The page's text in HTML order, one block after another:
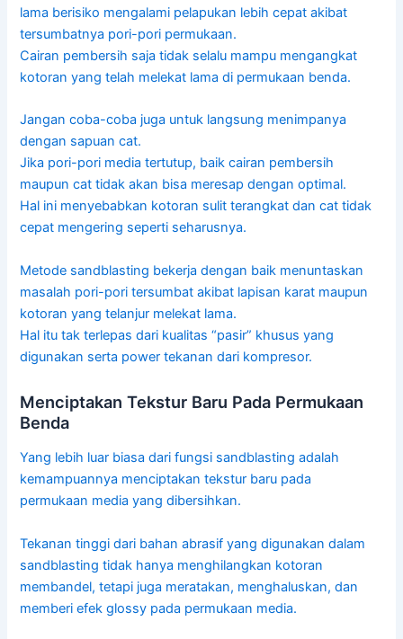
lama berisiko mengalami pelapukan lebih cepat akibat
tersumbatnya pori-pori permukaan.
Cairan pembersih saja tidak selalu mampu mengangkat
kotoran yang telah melekat lama di permukaan benda.
Jangan coba-coba juga untuk langsung menimpanya
dengan sapuan cat.
Jika pori-pori media tertutup, baik cairan pembersih
maupun cat tidak akan bisa meresap dengan optimal.
Hal ini menyebabkan kotoran sulit terangkat dan cat tidak
cepat mengering seperti seharusnya.
Metode sandblasting bekerja dengan baik menuntaskan
masalah pori-pori tersumbat akibat lapisan karat maupun
kotoran yang telanjur melekat lama.
Hal itu tak terlepas dari kualitas “pasir” khusus yang
digunakan serta power tekanan dari kompresor.
Menciptakan Tekstur Baru Pada Permukaan
Benda
Yang lebih luar biasa dari fungsi sandblasting adalah
kemampuannya menciptakan tekstur baru pada
permukaan media yang dibersihkan.
Tekanan tinggi dari bahan abrasif yang digunakan dalam
sandblasting tidak hanya menghilangkan kotoran
membandel, tetapi juga meratakan, menghaluskan, dan
memberi efek glossy pada permukaan media.